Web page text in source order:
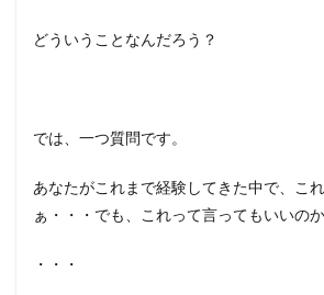
どういうことなんだろう？
では、一つ質問です。
あなたがこれまで経験してきた中で、こ
ぁ・・・でも、これって言ってもいいの
・・・